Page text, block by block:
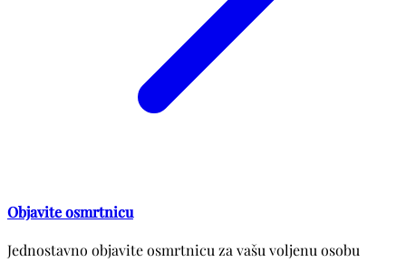
Objavite osmrtnicu
Jednostavno objavite osmrtnicu za vašu voljenu osobu